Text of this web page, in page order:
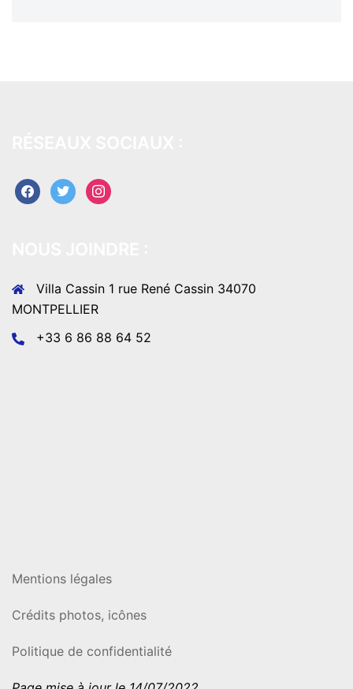
facebooktwitterinstagram
Villa Cassin 1 rue René Cassin 34070
MONTPELLIER
+33 6 86 88 64 52
Mentions légales
Crédits photos, icônes
Politique de confidentialité